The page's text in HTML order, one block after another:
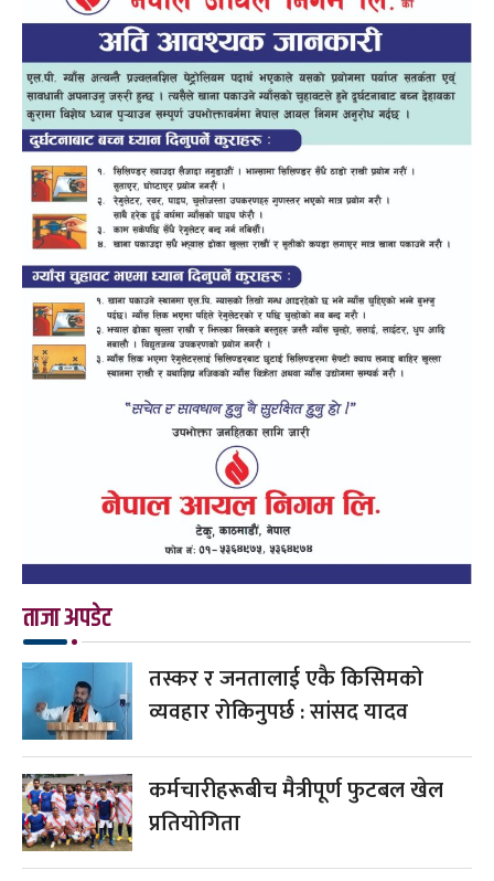
ताजा अपडेट
तस्कर र जनतालाई एकै किसिमको
व्यवहार रोकिनुपर्छ : सांसद यादव
कर्मचारीहरूबीच मैत्रीपूर्ण फुटबल खेल
प्रतियोगिता